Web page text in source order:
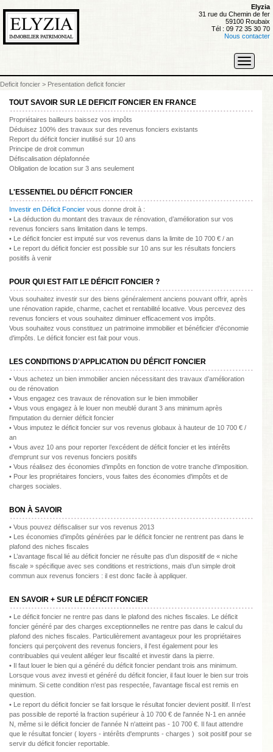
Elyzia
31 rue du Chemin de fer
59100 Roubaix
Tél : 09 72 35 30 70
Nous contacter
Toggle
Deficit foncier > Presentation deficit foncier
TOUT SAVOIR SUR LE DEFICIT FONCIER EN FRANCE
Propriétaires bailleurs baissez vos impôts
Déduisez 100% des travaux sur des revenus fonciers existants
Report du déficit foncier inutilisé sur 10 ans
Principe de droit commun
Défiscalisation déplafonnée
Obligation de location sur 3 ans seulement
L'ESSENTIEL DU DÉFICIT FONCIER
Investir en Déficit Foncier vous donne droit à :
• La déduction du montant des travaux de rénovation, d’amélioration sur vos
revenus fonciers sans limitation dans le temps.
• Le déficit foncier est imputé sur vos revenus dans la limite de 10 700 € / an
• Le report du déficit foncier est possible sur 10 ans sur les résultats fonciers
positifs à venir
POUR QUI EST FAIT LE DÉFICIT FONCIER ?
Vous souhaitez investir sur des biens généralement anciens pouvant offrir, après
une rénovation rapide, charme, cachet et rentabilité locative. Vous percevez des
revenus fonciers et vous souhaitez diminuer efficacement vos impôts.
Vous souhaitez vous constituez un patrimoine immobilier et bénéficier d'économie
d'impôts. Le déficit foncier est fait pour vous.
LES CONDITIONS D'APPLICATION DU DÉFICIT FONCIER
• Vous achetez un bien immobilier ancien nécessitant des travaux d’amélioration
ou de rénovation
• Vous engagez ces travaux de rénovation sur le bien immobilier
• Vous vous engagez à le louer non meublé durant 3 ans minimum après
l'imputation du dernier déficit foncier
• Vous imputez le déficit foncier sur vos revenus globaux à hauteur de 10 700 € /
an
• Vous avez 10 ans pour reporter l’excédent de déficit foncier et les intérêts
d'emprunt sur vos revenus fonciers positifs
• Vous réalisez des économies d'impôts en fonction de votre tranche d'imposition.
• Pour les propriétaires fonciers, vous faites des économies d'impôts et de
charges sociales.
BON À SAVOIR
• Vous pouvez défiscaliser sur vos revenus 2013
• Les économies d'impôts générées par le déficit foncier ne rentrent pas dans le
plafond des niches fiscales
• L’avantage fiscal lié au déficit foncier ne résulte pas d’un dispositif de « niche
fiscale » spécifique avec ses conditions et restrictions, mais d’un simple droit
commun aux revenus fonciers : il est donc facile à appliquer.
EN SAVOIR + SUR LE DÉFICIT FONCIER
• Le déficit foncier ne rentre pas dans le plafond des niches fiscales. Le déficit
foncier généré par des charges exceptionnelles ne rentre pas dans le calcul du
plafond des niches fiscales. Particulièrement avantageux pour les propriétaires
fonciers qui perçoivent des revenus fonciers, il l'est également pour les
contribuables qui veulent alléger leur fiscalité et investir dans la pierre.
• Il faut louer le bien qui a généré du déficit foncier pendant trois ans minimum.
Lorsque vous avez investi et généré du déficit foncier, il faut louer le bien sur trois
minimum. Si cette condition n'est pas respectée, l'avantage fiscal est remis en
question.
• Le report du déficit foncier se fait lorsque le résultat foncier devient positif. Il n'est
pas possible de reporté la fraction supérieur à 10 700 € de l'année N-1 en année
N, même si le déficit foncier de l'année N n'atteint pas - 10 700 €. Il faut attendre
que le résultat foncier ( loyers - intérêts d'emprunts - charges ) soit positif pour se
servir du déficit foncier reportable.